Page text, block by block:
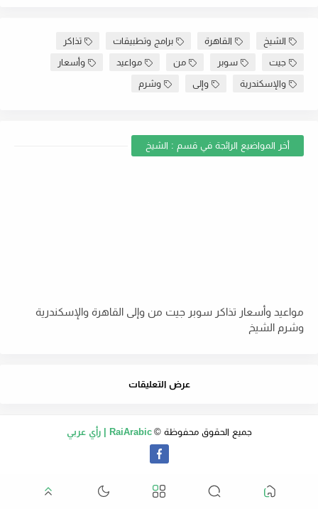
الشيخ القاهرة برامج وتطبيقات
تذاكر
جيت
سوبر من مواعيد
وأسعار
والإسكندرية
وإلى وشرم
أخر المواضيع الرائجة في قسم : الشيخ
مواعيد وأسعار تذاكر سوبر جيت من وإلى القاهرة والإسكندرية
وشرم الشيخ
عرض التعليقات
جميع الحقوق محفوظة © RaiArabic | رأي عربي